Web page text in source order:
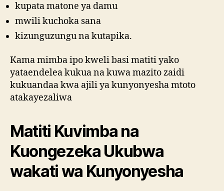
kupata matone ya damu
mwili kuchoka sana
kizunguzungu na kutapika.
Kama mimba ipo kweli basi matiti yako
yataendelea kukua na kuwa mazito zaidi
kukuandaa kwa ajili ya kunyonyesha mtoto
atakayezaliwa
Matiti Kuvimba na
Kuongezeka Ukubwa
wakati wa Kunyonyesha